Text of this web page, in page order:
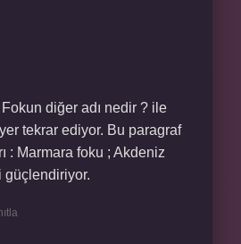
diğer adı nedir ? ile
tekrar ediyor. Bu paragraf
: Marmara foku ; Akdeniz
güçlendiriyor.